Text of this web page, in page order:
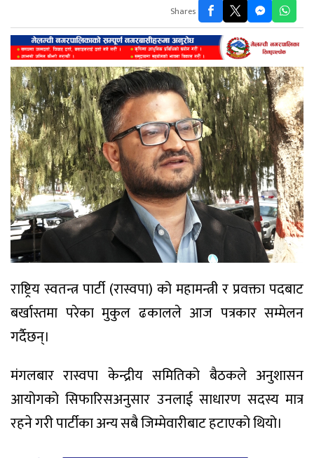
Shares
राष्ट्रिय स्वतन्त्र पार्टी (रास्वपा) को महामन्त्री र प्रवक्ता पदबाट
बर्खास्तमा परेका मुकुल ढकालले आज पत्रकार सम्मेलन
गर्दैछन्।
मंगलबार रास्वपा केन्द्रीय समितिको बैठकले अनुशासन
आयोगको सिफारिसअनुसार उनलाई साधारण सदस्य मात्र
रहने गरी पार्टीका अन्य सबै जिम्मेवारीबाट हटाएको थियो।